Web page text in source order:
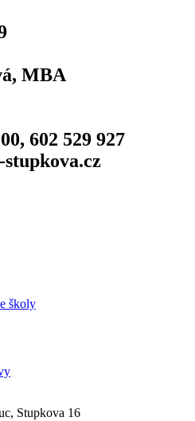
MBA
602 529 927
školy
Stupkova 16